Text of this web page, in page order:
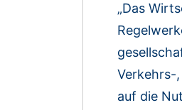
„Das
Verkehrs-
auf die